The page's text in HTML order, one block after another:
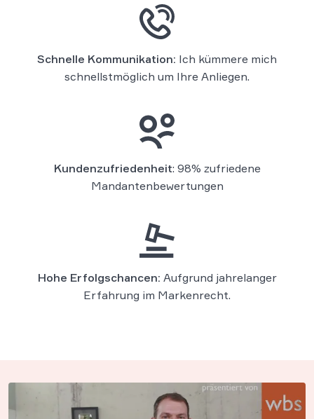
Schnelle Kommunikation: Ich kümmere mich
schnellstmöglich um Ihre Anliegen.
Kundenzufriedenheit: 98% zufriedene
Mandantenbewertungen
Hohe Erfolgschancen: Aufgrund jahrelanger
Erfahrung im Markenrecht.